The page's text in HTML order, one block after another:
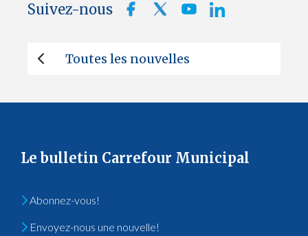
Suivez-nous
Toutes les nouvelles
Le bulletin Carrefour Municipal
Abonnez-vous!
Envoyez-nous une nouvelle!